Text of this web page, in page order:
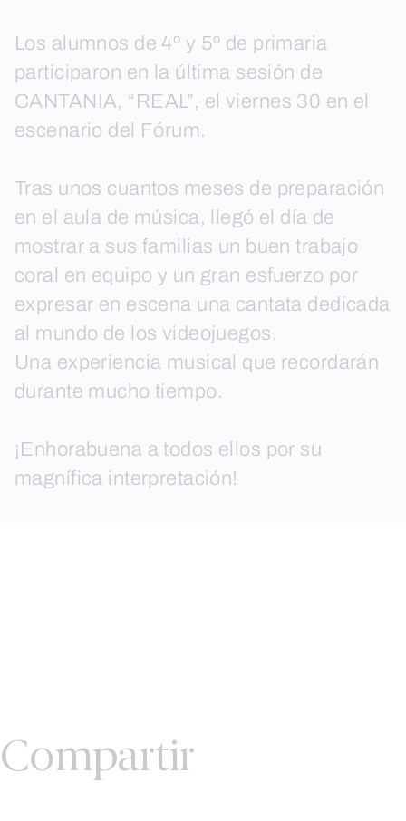
content
Los alumnos de 4º y 5º de primaria
participaron en la última sesión de
CANTANIA, “REAL”, el viernes 30 en el
escenario del Fórum.
Tras unos cuantos meses de preparación
en el aula de música, llegó el día de
mostrar a sus familias un buen trabajo
coral en equipo y un gran esfuerzo por
expresar en escena una cantata dedicada
al mundo de los videojuegos.
Una experiencia musical que recordarán
durante mucho tiempo.
¡Enhorabuena a todos ellos por su
magnífica interpretación!
Compartir